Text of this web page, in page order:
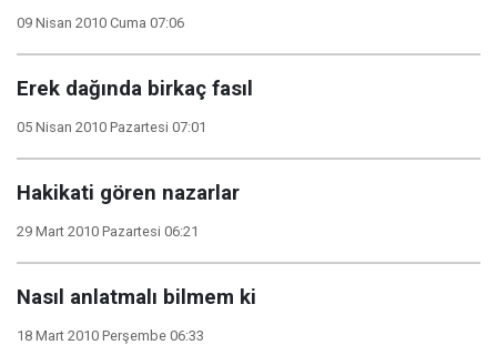
09 Nisan 2010 Cuma 07:06
Erek dağında birkaç fasıl
05 Nisan 2010 Pazartesi 07:01
Hakikati gören nazarlar
29 Mart 2010 Pazartesi 06:21
Nasıl anlatmalı bilmem ki
18 Mart 2010 Perşembe 06:33